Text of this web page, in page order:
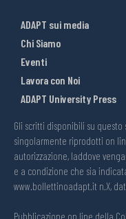
ADAPT sui media
Chi Siamo
Eventi
Lavora con Noi
ADAPT University Press
Gli scritti disponibili su
singolarmente riprodotti on
autorizzazione, laddove
e a condizione che sia
www.bollettinoadapt.it n.X,
Pubblicazione on line della